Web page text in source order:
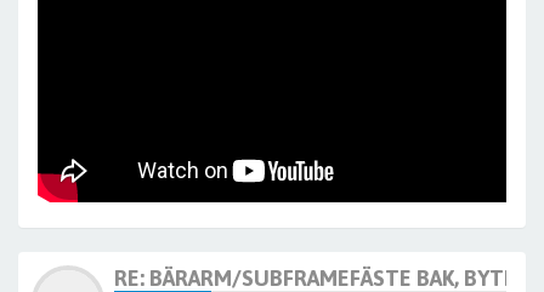
RE: BÄRARM/SUBFRAMEFÄSTE BAK, BYTE,